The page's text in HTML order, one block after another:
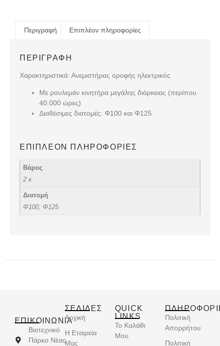
Περιγραφή Επιπλέον πληροφορίες
ΠΕΡΙΓΡΑΦΉ
Χαρακτηριστικά: Ανεμιστήρας οροφής ηλεκτρικός
Με ρουλεμάν κινητήρα μεγάλης διάρκειας (περίπου
40.000 ώρες)
Διαθέσιμες διατομές: Φ100 και Φ125
ΕΠΙΠΛΈΟΝ ΠΛΗΡΟΦΟΡΊΕΣ
Βάρος
2 κ.
Διατομή
Φ100, Φ125
ΕΠΙΚΟΙΝΩΝΊΑ
Βιοτεχνικό
Πάρκο Νέας
ΣΕΛΙΔΕΣ
Αρχική
Η Εταιρεία
Μας
QUICK
LINKS
Το Καλάθι
Μου
Πολιτική
Απορρήτου
Πολιτική